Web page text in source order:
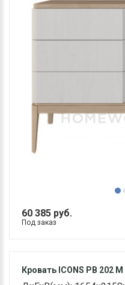
60 385 руб.
Под заказ
Кровать ICONS РВ 202